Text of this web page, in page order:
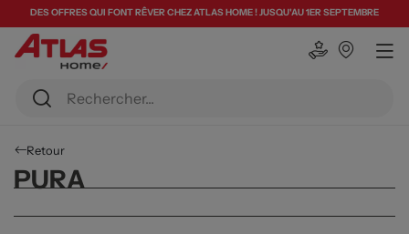
DES OFFRES QUI FONT RÊVER CHEZ ATLAS HOME ! JUSQU'AU 1ER SEPTEMBRE
Retour
PURA